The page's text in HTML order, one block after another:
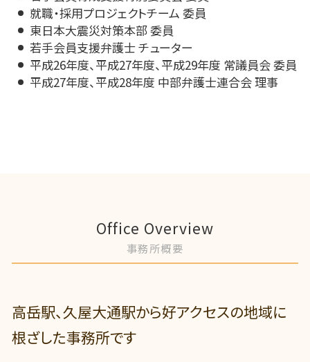
就職・採用プロジェクトチーム 委員
東日本大震災対策本部 委員
若手会員支援弁護士 チューター
平成26年度、平成27年度、平成29年度 常議員会 委員
平成27年度、平成28年度 中部弁護士連合会 理事
Office Overview
事務所概要
高岳駅、久屋大通駅から好アクセスの地域に
根ざした事務所です